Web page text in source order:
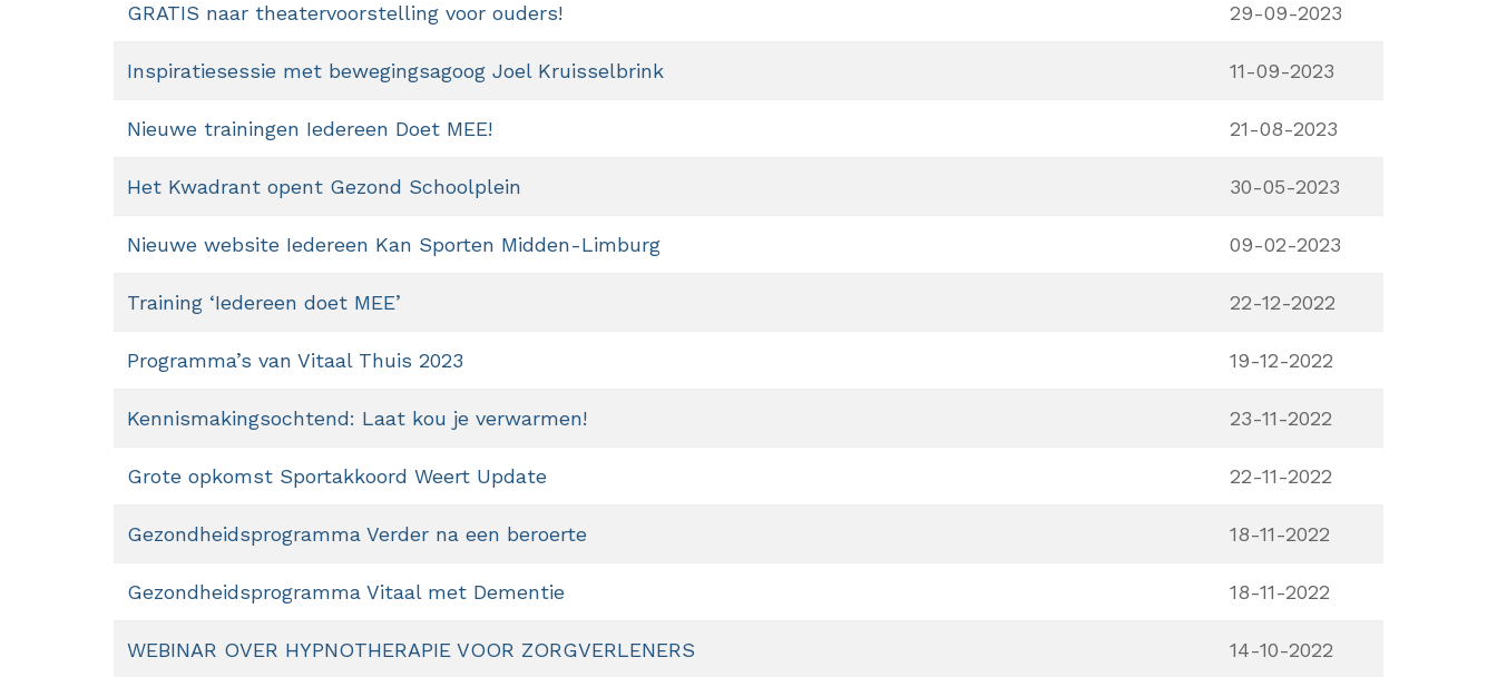
GRATIS naar theatervoorstelling voor ouders! 29-09-2023
Inspiratiesessie met bewegingsagoog Joel Kruisselbrink 11-09-2023
Nieuwe trainingen Iedereen Doet MEE! 21-08-2023
Het Kwadrant opent Gezond Schoolplein 30-05-2023
Nieuwe website Iedereen Kan Sporten Midden-Limburg 09-02-2023
Training ‘Iedereen doet MEE’ 22-12-2022
Programma’s van Vitaal Thuis 2023 19-12-2022
Kennismakingsochtend: Laat kou je verwarmen! 23-11-2022
Grote opkomst Sportakkoord Weert Update 22-11-2022
Gezondheidsprogramma Verder na een beroerte 18-11-2022
Gezondheidsprogramma Vitaal met Dementie 18-11-2022
WEBINAR OVER HYPNOTHERAPIE VOOR ZORGVERLENERS 14-10-2022